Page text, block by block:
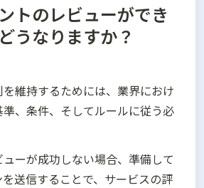
トのレビューができ
うなりますか？
維持するためには、業界におけ
、条件、そしてルールに従う必
ーが成功しない場合、準備して
送信することで、サービスの評